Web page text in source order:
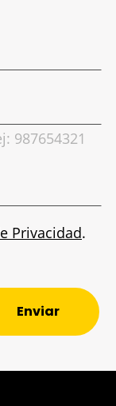
987654321
Privacidad.
Enviar